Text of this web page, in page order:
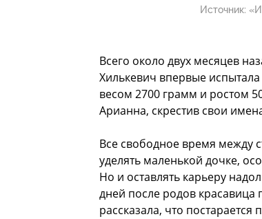
Источник:
Всего около двух месяцев
Хилькевич впервые
весом 2700 грамм и ростом
Арианна, скрестив свои
Все свободное время между
уделять маленькой дочке,
Но и оставлять карьеру
дней после родов красавица
рассказала, что